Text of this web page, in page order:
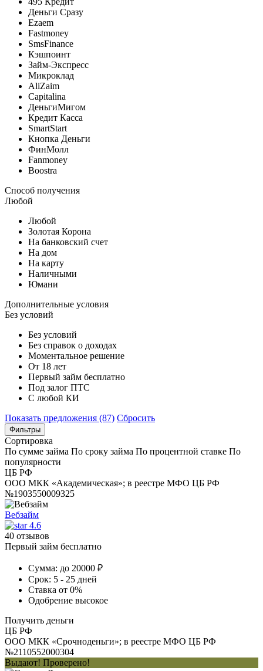
Деньги Сразу
Ezaem
Fastmoney
SmsFinance
Кэшпоинт
Займ-Экспресс
Микроклад
AliZaim
Capitalina
ДеньгиМигом
Кредит Касса
SmartStart
Кнопка Деньги
ФинМолл
Fanmoney
Boostra
Способ получения
Любой
Любой
Золотая Корона
На банковский счет
На дом
На карту
Наличными
Юмани
Дополнительные условия
Без условий
Без условий
Без справок о доходах
Моментальное решение
От 18 лет
Первый займ бесплатно
Под залог ПТС
С любой КИ
Показать предложения (87) Сбросить
Фильтры
Сортировка
По сумме займа По сроку займа По процентной ставке По
популярности
ЦБ РФ
ООО МКК «Академическая»; в реестре МФО ЦБ РФ
№1903550009325
Вебзайм
4.6
40 отзывов
Первый займ бесплатно
Сумма: до 20000 ₽
Срок: 5 - 25 дней
Ставка от 0%
Одобрение высокое
Получить деньги
ЦБ РФ
ООО МКК «Срочноденьги»; в реестре МФО ЦБ РФ
№2110552000304
Выдают! Проверено!